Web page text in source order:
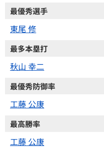
最優秀選手
東尾 修
最多本塁打
秋山 幸二
最優秀防御率
工藤 公康
最高勝率
工藤 公康